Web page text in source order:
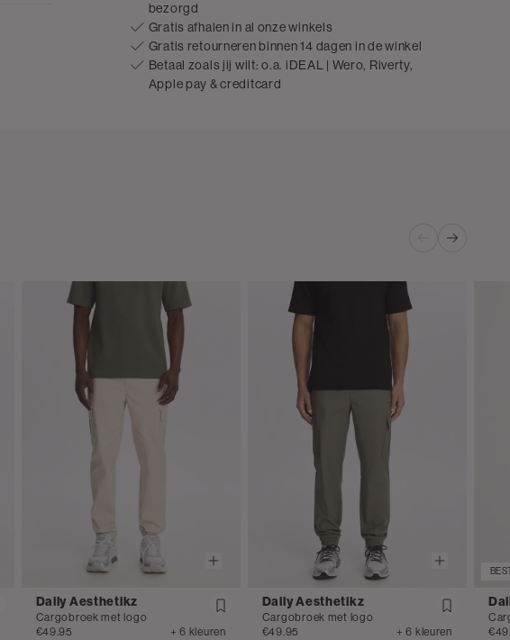
bezorgd
Gratis afhalen in al onze winkels
Gratis retourneren binnen 14 dagen in de winkel
Betaal zoals jij wilt: o.a. iDEAL | Wero, Riverty,
Apple pay & creditcard
Daily Aesthetikz
Cargobroek met logo
€49.95
+ 6 kleuren
Daily Aesthetikz
Cargobroek met logo
€49.95
+ 6 kleuren